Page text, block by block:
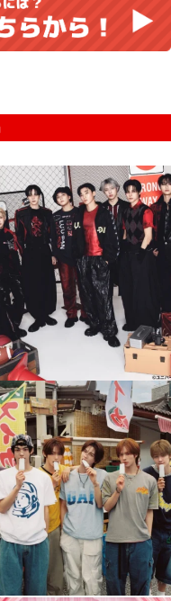
musicjapantv
💡08/05(水)23:00特番放送！
...
8月 4
4 0
musicjapantv
💡8月特番放送決定！
...
8月 4
5 0